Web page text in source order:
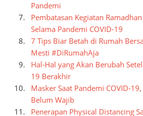
Pandemi
Pembatasan Kegiatan
Selama Pandemi COVID-19
7 Tips Biar Betah di Rumah
Mesti #DiRumahAja
Hal-Hal yang Akan Berubah
19 Berakhir
Masker Saat Pandemi COVID-
Belum Wajib
Penerapan Physical Distancing